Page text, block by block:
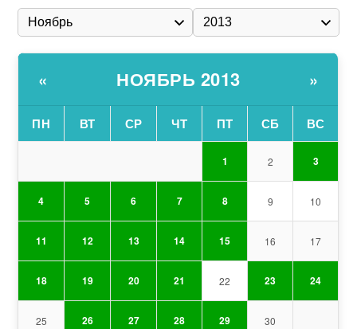
« НОЯБРЬ 2013 »
ПН ВТ СР ЧТ ПТ СБ ВС
1 2 3
4 5 6 7 8 9 10
11 12 13 14 15 16 17
18 19 20 21 22 23 24
25 26 27 28 29 30